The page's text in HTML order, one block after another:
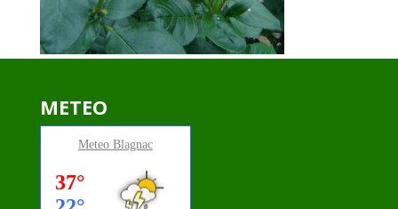
METEO
Meteo Blagnac